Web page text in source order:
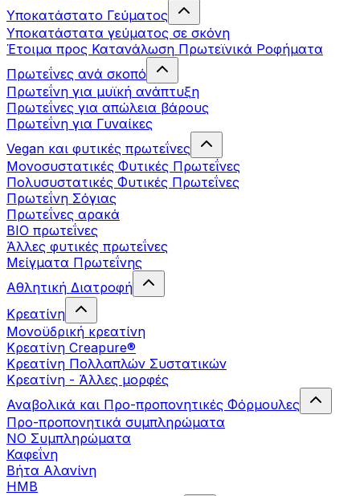
Υποκατάστατο Γεύματος
Υποκατάστατα γεύματος σε σκόνη
Έτοιμα προς Κατανάλωση Πρωτεϊνικά Ροφήματα
Πρωτεΐνες ανά σκοπό
Πρωτεΐνη για μυϊκή ανάπτυξη
Πρωτεΐνες για απώλεια βάρους
Πρωτεΐνη για Γυναίκες
Vegan και φυτικές πρωτεΐνες
Μονοσυστατικές Φυτικές Πρωτεΐνες
Πολυσυστατικές Φυτικές Πρωτεΐνες
Πρωτεΐνη Σόγιας
Πρωτεΐνες αρακά
ΒIO πρωτεΐνες
Άλλες φυτικές πρωτεΐνες
Μείγματα Πρωτεΐνης
Αθλητική Διατροφή
Κρεατίνη
Μονοϋδρική κρεατίνη
Κρεατίνη Creapure®
Κρεατίνη Πολλαπλών Συστατικών
Κρεατίνη - Άλλες μορφές
Αναβολικά και Προ-προπονητικές Φόρμουλες
Προ-προπονητικά συμπληρώματα
ΝΟ Συμπληρώματα
Καφεΐνη
Βήτα Αλανίνη
HMB